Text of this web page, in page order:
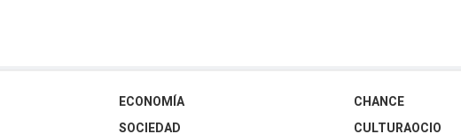
ECONOMÍA
SOCIEDAD
CHANCE
CULTURAOCIO